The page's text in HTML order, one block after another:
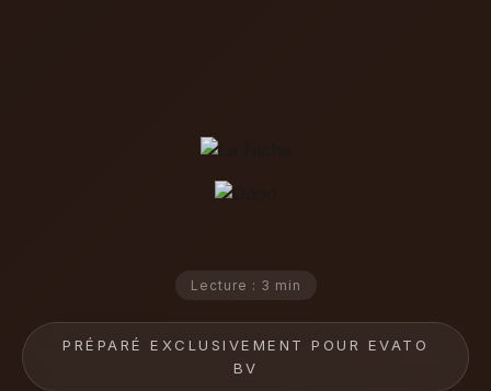
Lecture : 3 min
PRÉPARÉ EXCLUSIVEMENT POUR EVATO
BV